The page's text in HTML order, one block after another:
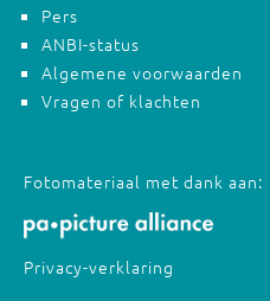
Pers
ANBI-status
Algemene voorwaarden
Vragen of klachten
Fotomateriaal met dank aan:
Privacy-verklaring